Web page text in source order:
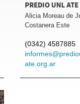
PREDIO UNL ATE
Alicia Moreau de
Costanera Este
(0342) 4587885
ate.org.ar